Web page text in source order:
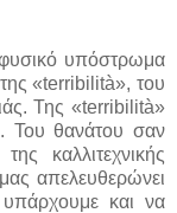
υπόστρωμα
«terribilità», του
Της «terribilità»
Του θανάτου σαν
καλλιτεχνικής
απελευθερώνει
και να